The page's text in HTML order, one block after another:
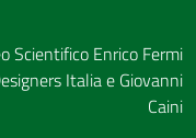
Scientifico Enrico Fermi
Italiae Giovanni
Caini